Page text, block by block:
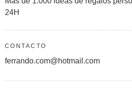
24H
CONTACTO
ferrando.com@hotmail.com